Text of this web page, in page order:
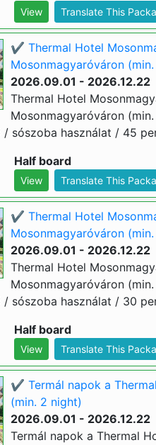
View Translate This
✔️ Thermal Hotel
Mosonmagyaróváron
2026.09.01 - 2026.12.22
Thermal Hotel
Mosonmagyaróváron
sószoba használat / 45
Half board
View Translate This
✔️ Thermal Hotel
Mosonmagyaróváron
2026.09.01 - 2026.12.22
Thermal Hotel
Mosonmagyaróváron
sószoba használat / 30
Half board
View Translate This
✔️ Termál napok a
(min. 2 night)
2026.09.01 - 2026.12.22
Termál napok a Thermal